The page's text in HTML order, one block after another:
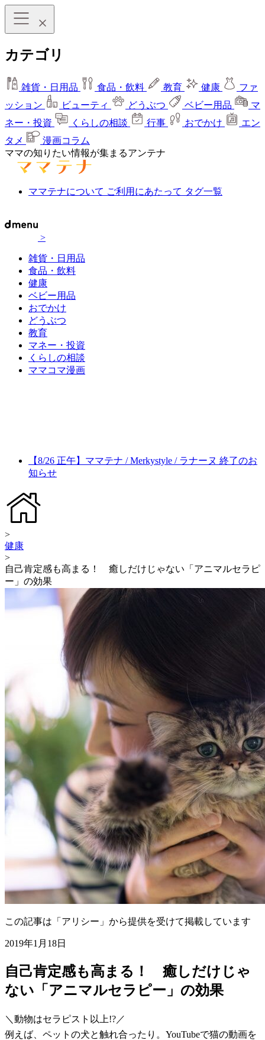
カテゴリ
雑貨・日用品 食品・飲料 教育 健康
ファ
ッション
ビューティ どうぶつ ベビー用品
マ
ネー・投資
くらしの相談 行事 おでかけ
エン
タメ
漫画コラム
ママの知りたい情報が集まるアンテナ
ママテナについて ご利用にあたって タグ一覧
>
雑貨・日用品
食品・飲料
健康
ベビー用品
おでかけ
どうぶつ
教育
マネー・投資
くらしの相談
ママコマ漫画
【8/26 正午】ママテナ / Merkystyle / ラナーヌ 終了のお
知らせ
>
健康
>
自己肯定感も高まる！ 癒しだけじゃない「アニマルセラピ
ー」の効果
この記事は「アリシー」から提供を受けて掲載しています
2019年1月18日
自己肯定感も高まる！ 癒しだけじゃ
ない「アニマルセラピー」の効果
＼動物はセラピスト以上!?／
例えば、ペットの犬と触れ合ったり。YouTubeで猫の動画を